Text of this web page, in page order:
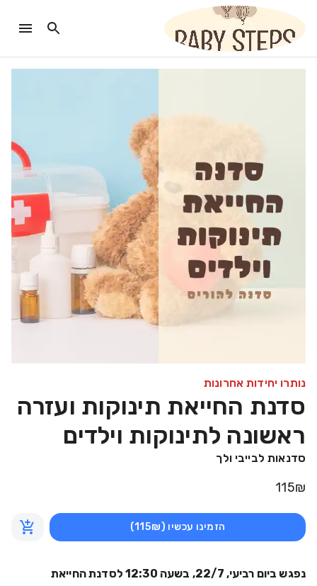
נותרו יחידות אחרונות
סדנת החייאת תינוקות ועזרה
ראשונה לתינוקות וילדים
סדנאות לבייבי ולך
115₪
הזמינו עכשיו (115₪)
נפגש ביום רביעי, 22/7, בשעה 12:30 לסדנת החייאת